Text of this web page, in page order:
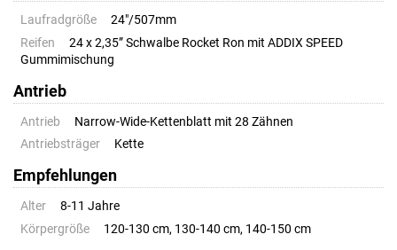
Laufradgröße
24"/507mm
Reifen
24 x 2,35” Schwalbe Rocket Ron mit ADDIX SPEED
Gummimischung
Antrieb
Antrieb
Narrow-Wide-Kettenblatt mit 28 Zähnen
Antriebsträger
Kette
Empfehlungen
Alter
8-11 Jahre
Körpergröße
120-130 cm, 130-140 cm, 140-150 cm